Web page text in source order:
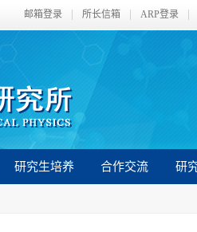
邮箱登录 所长信箱 ARP登录
研究生培养 合作交流 研